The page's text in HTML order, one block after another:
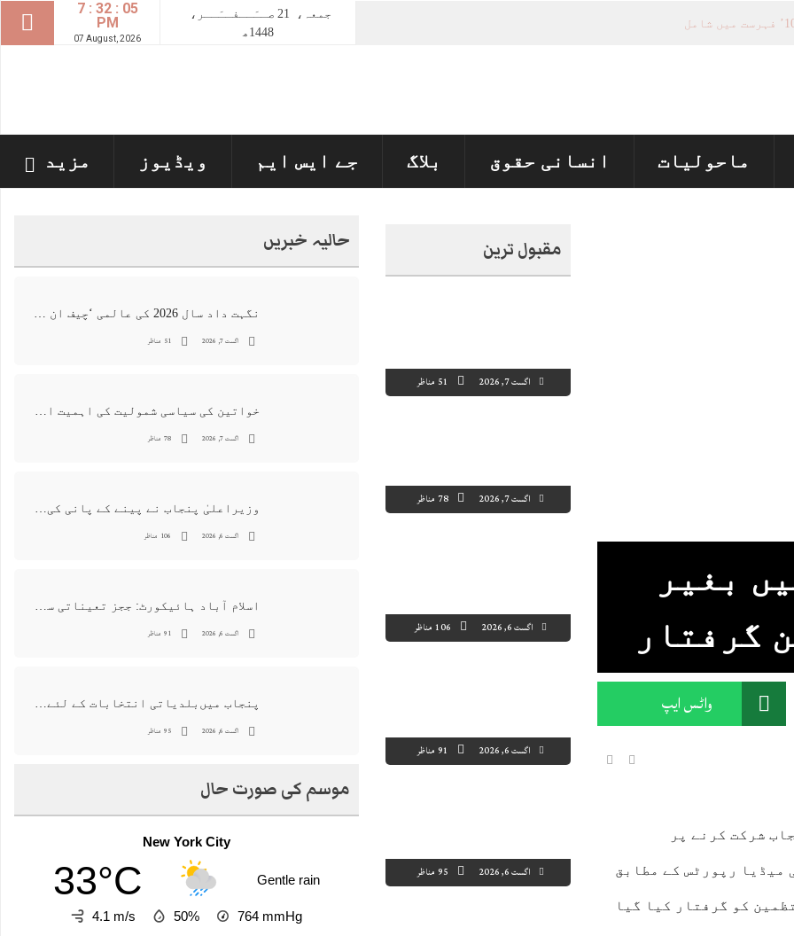
7 : 32 : 06
PM
07 August, 2026
جمعہ، 21 صــَــفــَــر،
1448ھ
ماحولیات انسانی حقوق بلاگ جے ایس ایم ویڈیوز مزید
مقبول ترین
اگست 7, 2026 51 مناظر
اگست 7, 2026 78 مناظر
اگست 6, 2026 106 مناظر
اگست 6, 2026 91 مناظر
اگست 6, 2026 95 مناظر
بغیر
گرفتار
واٹس ایپ
شرکت کرنے پر
میڈیا رپورٹس کے مطابق
بغیر حجاب میراتھن میں حصہ لینے پر 2 منتظمین کو گرفتار کیا گیا
حالیہ خبریں
نگہت داد سال 2026 کی عالمی ‘چیف ان اے آئی 100’ فہرست میں شامل
اگست 7, 2026 51 مناظر
خواتین کی سیاسی شمولیت کی اہمیت اور فیصلہ سازی کے عمل میں فعال کردار
اگست 7, 2026 78 مناظر
وزیراعلیٰ پنجاب نے پینے کے پانی کی بوتل پر چارجز لگانے کی تجویز مستر دکر دی
اگست 6, 2026 106 مناظر
اسلام آباد ہائیکورٹ: ججز تعیناتی سمری منظور نہیں‌ ہونے کے خٌلاف فیصلہ محفوظ
اگست 6, 2026 91 مناظر
پنجاب میں‌بلدیاتی انتخابات کے لئے 12 ارب روپے سے زائد مختص کرنے کی منظوری
اگست 6, 2026 95 مناظر
موسم کی صورت حال
New York City
33°C Gentle rain
4.1 m/s 50% 764 mmHg